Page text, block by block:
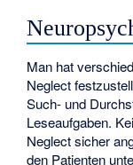
Man hat
Neglect
Such- und
Leseaufgaben.
Neglect sicher
den Patienten